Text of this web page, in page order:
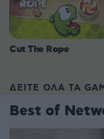
Cut The Rope
ΔΕΙΤΕ ΟΛΑ ΤΑ
Best of